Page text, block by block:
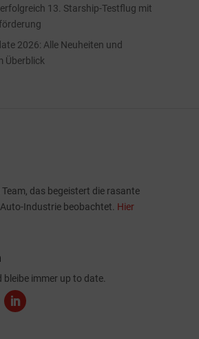
13. Starship-Testflug mit
2026: Alle Neuheiten und
Überblick
das begeistert die rasante
Industrie beobachtet. Hier
immer up to date.